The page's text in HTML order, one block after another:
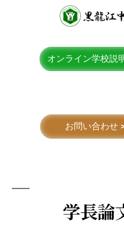
オンライン学校説
お問い合わせ
学長論